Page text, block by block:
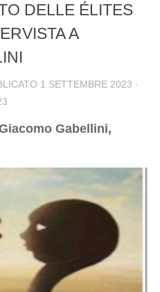
DELLE ÉLITES
A
1 SETTEMBRE 2023 ·
Gabellini,